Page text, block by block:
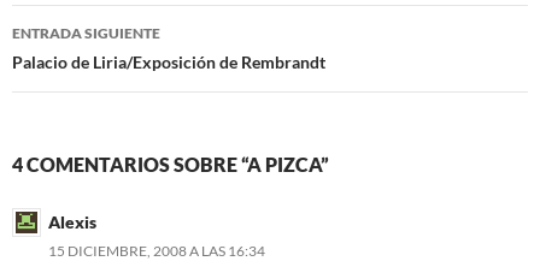
entradas
ENTRADA SIGUIENTE
Palacio de Liria/Exposición de Rembrandt
4 COMENTARIOS SOBRE “A PIZCA”
Alexis
15 DICIEMBRE, 2008 A LAS 16:34